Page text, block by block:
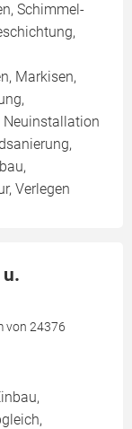
Schimmel-
Markisen,
Verlegen
von 24376